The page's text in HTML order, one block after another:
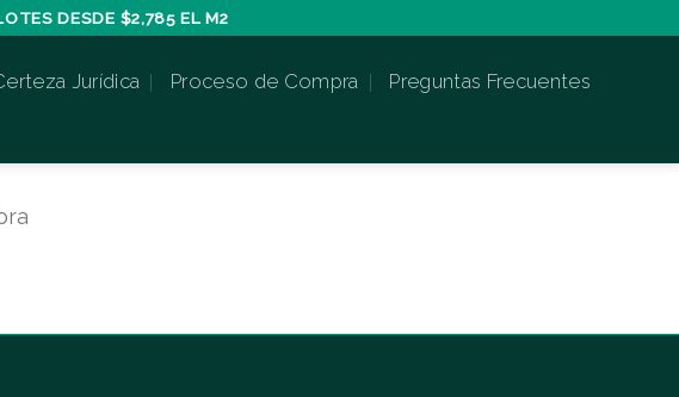
DESDE $2,785 EL M2
Jurídica Proceso de Compra
Preguntas Frecuentes